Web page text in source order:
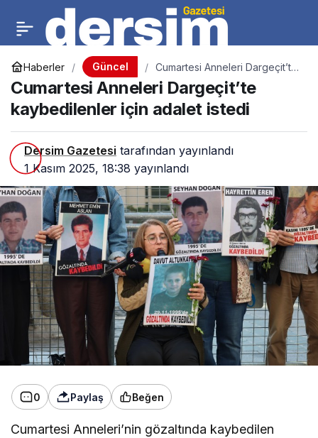
Haberler Güncel
Cumartesi Anneleri Dargeçit’te
kaybedilenler için adalet istedi
Cumartesi Anneleri Dargeçit’te
kaybedilenler için adalet istedi
Dersim Gazetesi tarafından yayınlandı
1 Kasım 2025, 18:38 yayınlandı
0 Paylaş Beğen
Cumartesi Anneleri’nin gözaltında kaybedilen